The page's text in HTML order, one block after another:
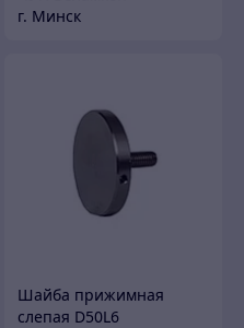
г. Минск
Шайба прижимная
слепая D50L6